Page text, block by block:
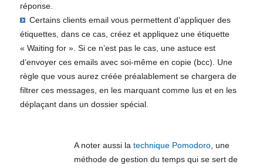
réponse.
Certains clients email vous permettent d’appliquer des
étiquettes, dans ce cas, créez et appliquez une étiquette
« Waiting for ». Si ce n’est pas le cas, une astuce est
d’envoyer ces emails avec soi-même en copie (bcc). Une
règle que vous aurez créée préalablement se chargera de
filtrer ces messages, en les marquant comme lus et en les
déplaçant dans un dossier spécial.
A noter aussi la technique Pomodoro, une
méthode de gestion du temps qui se sert de